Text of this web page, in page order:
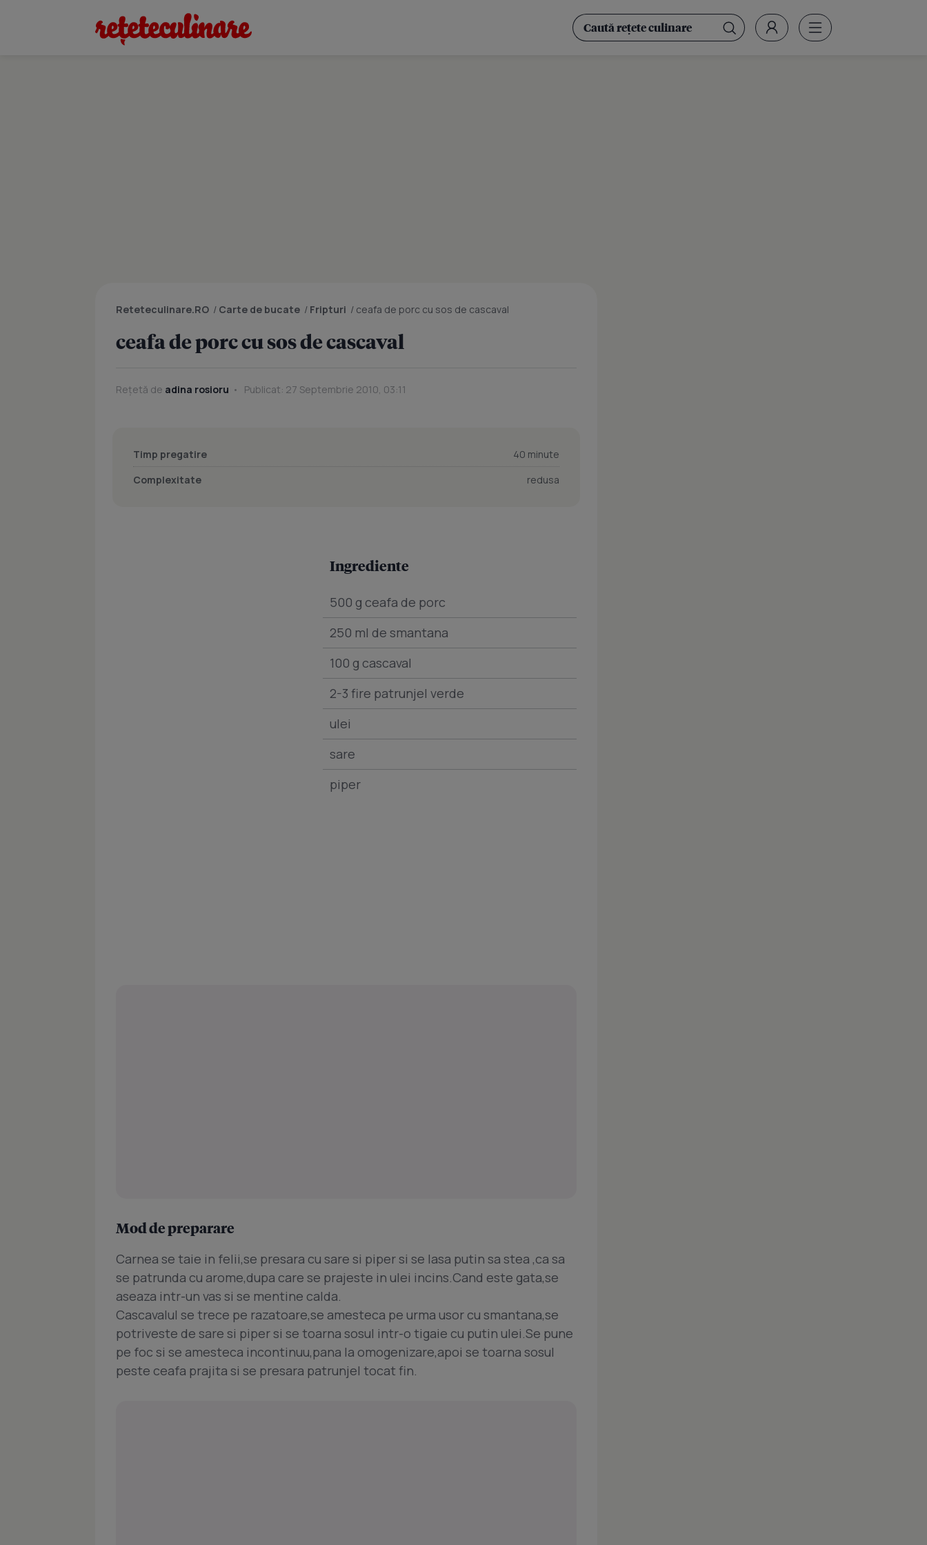
Reteteculinare.RO / Carte de bucate / Fripturi / ceafa de porc cu sos de cascaval
ceafa de porc cu sos de cascaval
Rețetă de adina rosioru Publicat: 27 Septembrie 2010, 03:11
Timp pregatire
40 minute
Complexitate
redusa
Ingrediente
500 g ceafa de porc
250 ml de smantana
100 g cascaval
2-3 fire patrunjel verde
ulei
sare
piper
Mod de preparare
Carnea se taie in felii,se presara cu sare si piper si se lasa putin sa stea ,ca sa
se patrunda cu arome,dupa care se prajeste in ulei incins.Cand este gata,se
aseaza intr-un vas si se mentine calda.
Cascavalul se trece pe razatoare,se amesteca pe urma usor cu smantana,se
potriveste de sare si piper si se toarna sosul intr-o tigaie cu putin ulei.Se pune
pe foc si se amesteca incontinuu,pana la omogenizare,apoi se toarna sosul
peste ceafa prajita si se presara patrunjel tocat fin.